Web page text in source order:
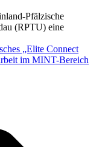
Pfälzische
(RPTU) eine
„Elite Connect
im MINT-Bereich